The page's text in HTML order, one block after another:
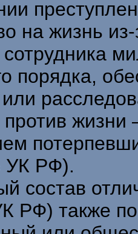
на жизнь
сотрудника
порядка,
против
УК РФ).
состав
РФ) также